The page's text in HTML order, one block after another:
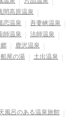
間高原温泉
恋温泉
吾妻峡温泉
師温泉
法師温泉
鹿沢温泉
船尾の湯
土出温泉
風呂のある温泉旅館